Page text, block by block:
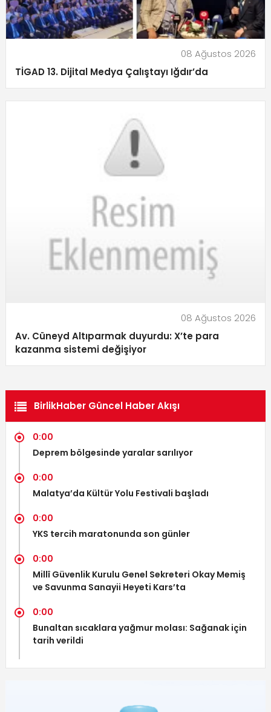
08 Ağustos 2026
TİGAD 13. Dijital Medya Çalıştayı Iğdır’da
08 Ağustos 2026
Av. Cüneyd Altıparmak duyurdu: X’te para
kazanma sistemi değişiyor
BirlikHaber Güncel Haber Akışı
0:00
Deprem bölgesinde yaralar sarılıyor
0:00
Malatya’da Kültür Yolu Festivali başladı
0:00
YKS tercih maratonunda son günler
0:00
Millî Güvenlik Kurulu Genel Sekreteri Okay Memiş
ve Savunma Sanayii Heyeti Kars’ta
0:00
Bunaltan sıcaklara yağmur molası: Sağanak için
tarih verildi